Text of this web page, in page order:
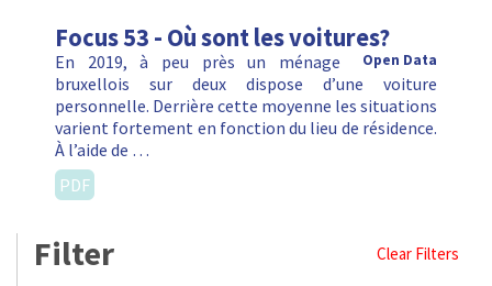
Focus 53 - Où sont les voitures?
Open Data
En 2019, à peu près un ménage
bruxellois sur deux dispose d’une voiture
personnelle. Derrière cette moyenne les situations
varient fortement en fonction du lieu de résidence.
À l’aide de …
PDF
Filter Clear Filters